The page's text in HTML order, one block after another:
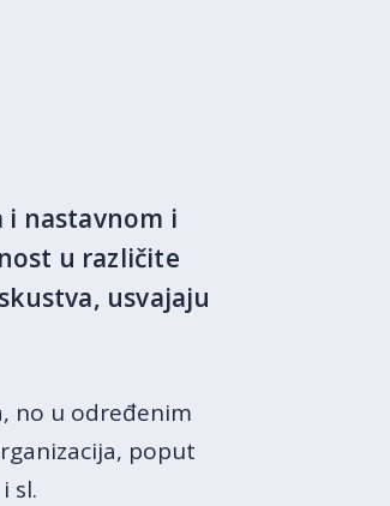
i nastavnom i
u različite
usvajaju
no u određenim
poput
sl.